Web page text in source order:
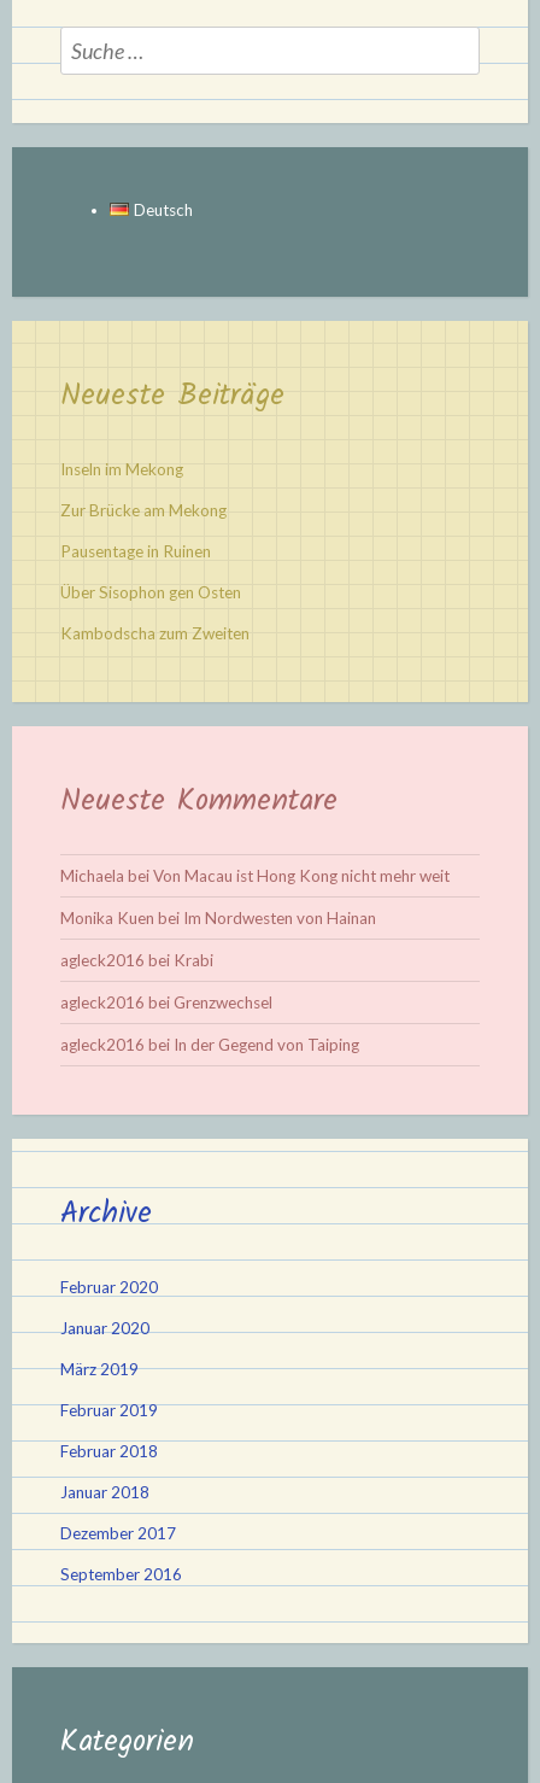
Suche
nach:
Deutsch
Neueste Beiträge
Inseln im Mekong
Zur Brücke am Mekong
Pausentage in Ruinen
Über Sisophon gen Osten
Kambodscha zum Zweiten
Neueste Kommentare
Michaela beiVon Macau ist Hong Kong nicht mehr weit
Monika Kuen bei Im Nordwesten von Hainan
agleck2016 bei Krabi
agleck2016 bei Grenzwechsel
agleck2016 bei In der Gegend von Taiping
Archive
Februar 2020
Januar 2020
März 2019
Februar 2019
Februar 2018
Januar 2018
Dezember 2017
September 2016
Kategorien